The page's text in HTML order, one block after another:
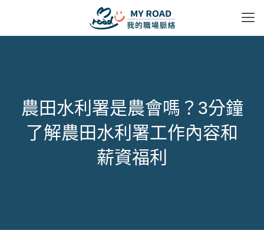
農田水利署是農會嗎？3分鐘
了解農田水利署工作內容和
薪資福利